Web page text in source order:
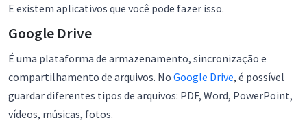
E existem aplicativos que você pode fazer isso.
Google Drive
É uma plataforma de armazenamento, sincronização e
compartilhamento de arquivos. No Google Drive, é possível
guardar diferentes tipos de arquivos: PDF, Word, PowerPoint,
vídeos, músicas, fotos.